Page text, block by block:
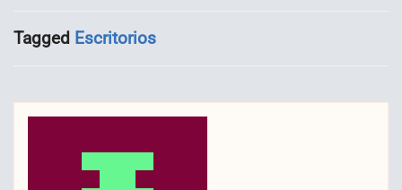
Tagged Escritorios